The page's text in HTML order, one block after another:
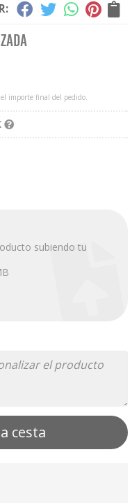
importe final del pedido.
subiendo tu
cesta